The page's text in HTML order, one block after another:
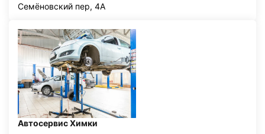
Семёновский пер, 4А
Автосервис Химки